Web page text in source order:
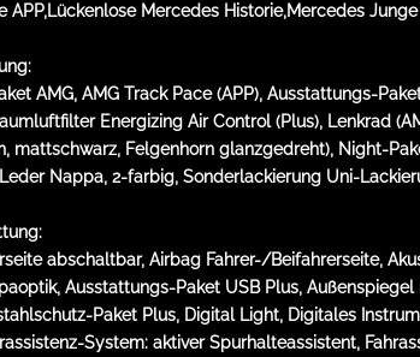
APP,Lückenlose Mercedes Historie,Mercedes
AMG, AMG Track Pace (APP), Ausstattungs-
Energizing Air Control (Plus), Lenkrad
mattschwarz, Felgenhorn glanzgedreht), Night-
Leder Nappa, 2-farbig, Sonderlackierung Uni-
abschaltbar, Airbag Fahrer-/Beifahrerseite,
Ausstattungs-Paket USB Plus,
Paket Plus, Digital Light, Digitales
System: aktiver Spurhalteassistent,